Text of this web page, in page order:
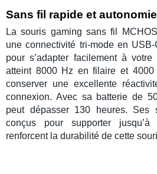
Sans fil rapide et
Lasouris gaming sans fil
une connectivité tri-mode en
pour s’adapter facilement à
atteint 8000 Hz en filaire et
conserver une excellente
connexion. Avec sa batterie de
peut dépasser 130 heures. Ses
conçus pour supporter
renforcent la durabilité de cette